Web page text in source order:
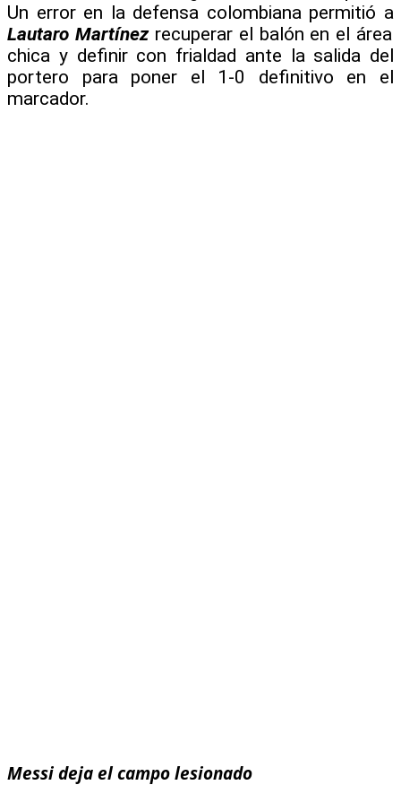
Un error en la defensa colombiana permitió a
Lautaro Martínezrecuperar el balón en el área
chica y definir con frialdad ante la salida del
portero para poner el 1-0 definitivo en el
marcador.
Messi deja el campo lesionado